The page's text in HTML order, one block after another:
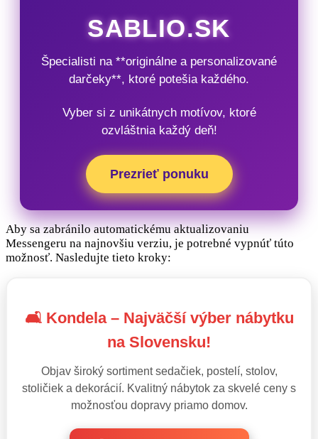
SABLIO.SK
Špecialisti na **originálne a personalizované
darčeky**, ktoré potešia každého.
Vyber si z unikátnych motívov, ktoré
ozvláštnia každý deň!
Prezrieť ponuku
Aby sa zabránilo automatickému aktualizovaniu
Messengeru na najnovšiu verziu, je potrebné vypnúť túto
možnosť. Nasledujte tieto kroky:
🛋️ Kondela – Najväčší výber nábytku
na Slovensku!
Objav široký sortiment sedačiek, postelí, stolov,
stoličiek a dekorácií. Kvalitný nábytok za skvelé ceny s
možnosťou dopravy priamo domov.